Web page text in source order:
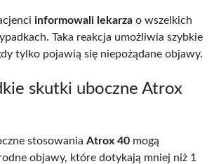
informowali lekarza o wszelkich
Taka reakcja umożliwia szybkie
tylko pojawią się niepożądane objawy.
skutki uboczne Atrox
stosowania Atrox 40 mogą
objawy, które dotykają mniej niż 1